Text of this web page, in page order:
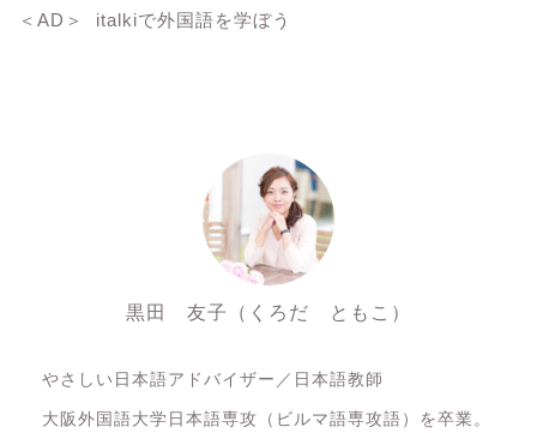
＜AD＞ italkiで外国語を学ぼう
黒田 友子（くろだ ともこ）
やさしい日本語アドバイザー／日本語教師
大阪外国語大学日本語専攻（ビルマ語専攻語）を卒業。